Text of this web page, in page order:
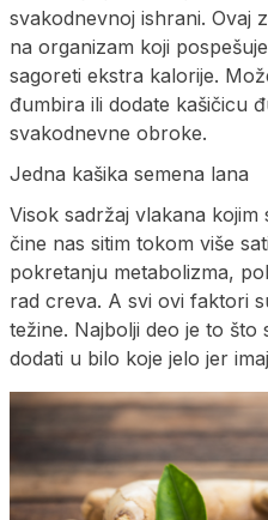
svakodnevnoj ishrani. Ovaj
na organizam koji
sagoreti ekstra kalorije.
đumbira ili dodate kašičicu
svakodnevne obroke.
Jedna kašika semena lana
Visok sadržaj vlakana kojim
čine nas sitim tokom više
pokretanju metabolizma,
rad creva. A svi ovi faktori
težine. Najbolji deo je to što
dodati u bilo koje jelo jer